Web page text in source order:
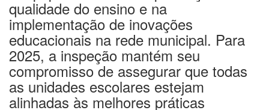
qualidade do ensino e na
implementação de inovações
educacionais na rede municipal. Para
2025, a inspeção mantém seu
compromisso de assegurar que todas
as unidades escolares estejam
alinhadas às melhores práticas